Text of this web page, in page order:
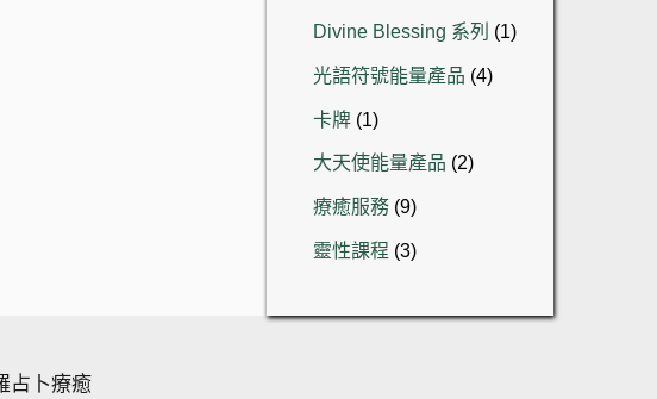
產
品
Divine Blessing 系列 11
光語符號能量產品 44
卡牌 11
產
品
大天使能量產品 22
療癒服務 99
產
靈性課程 33
品
占卜療癒